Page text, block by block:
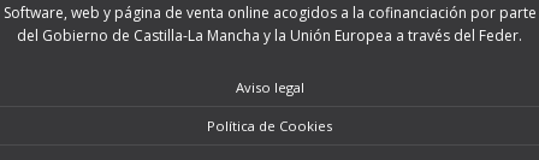
Software, web y página de venta online acogidos a la cofinanciación por parte
del Gobierno de Castilla-La Mancha y la Unión Europea a través del Feder.
Aviso legal
Política de Cookies